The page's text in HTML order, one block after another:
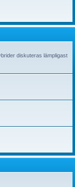
diskuteras lämpligast